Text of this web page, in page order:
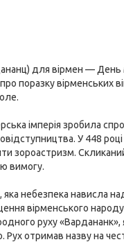
для вірмен — День
поразку вірменських
імперія зробила
У 448
зороастризм.
вимогу.
небезпека нависла
вірменського
руху
Рух отримав назву на